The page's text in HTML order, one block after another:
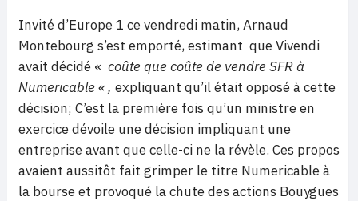
Invité d’Europe 1 ce vendredi matin, Arnaud
Montebourg s’est emporté, estimant que Vivendi
avait décidé « coûte que coûte de vendre SFR à
Numericable « , expliquant qu’il était opposé à cette
décision; C’est la première fois qu’un ministre en
exercice dévoile une décision impliquant une
entreprise avant que celle-ci ne la révèle. Ces propos
avaient aussitôt fait grimper le titre Numericable à
la bourse et provoqué la chute des actions Bouygues